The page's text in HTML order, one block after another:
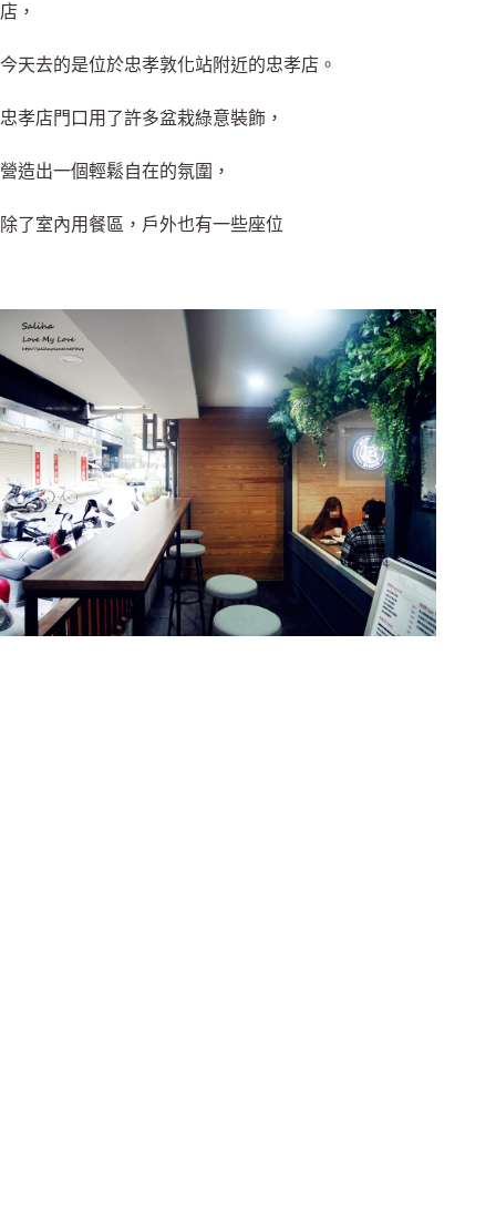
店，
今天去的是位於忠孝敦化站附近的忠孝店。
忠孝店門口用了許多盆栽綠意裝飾，
營造出一個輕鬆自在的氛圍，
除了室內用餐區，戶外也有一些座位